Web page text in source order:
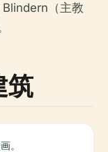
（主教
筑
。